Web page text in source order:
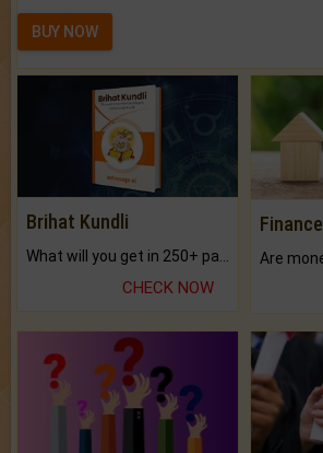
BUY NOW
Brihat Kundli
CHECK NOW
Finance